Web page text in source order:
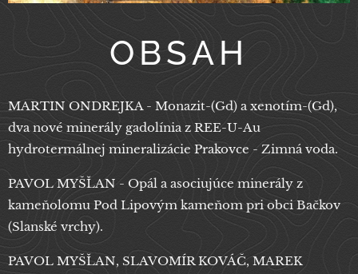
OBSAH
MARTIN ONDREJKA - Monazit-(Gd) a xenotím-(Gd),
dva nové minerály gadolínia z REE-U-Au
hydrotermálnej mineralizácie Prakovce - Zimná voda.
PAVOL MYŠĽAN - Opál a asociujúce minerály z
kameňolomu Pod Lipovým kameňom pri obci Bačkov
(Slanské vrchy).
PAVOL MYŠĽAN, SLAVOMÍR KOVÁČ, MAREK